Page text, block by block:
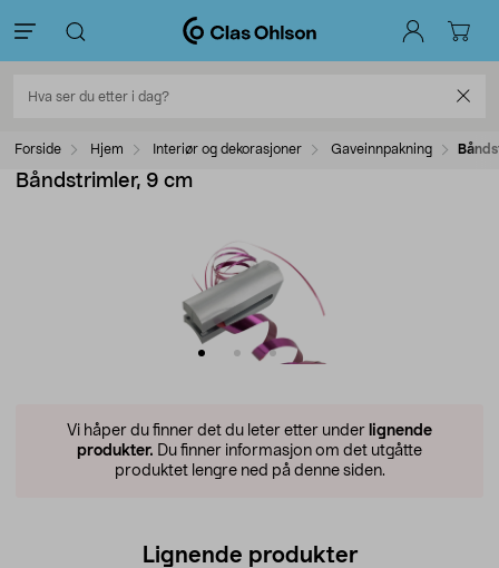
Forside Hjem Interiør og dekorasjoner Gaveinnpakning
Båndstrimler, 9 cm
Vi håper du finner det du leter etter under lignende
produkter. Du finner informasjon om det utgåtte
produktet lengre ned på denne siden.
Lignende produkter